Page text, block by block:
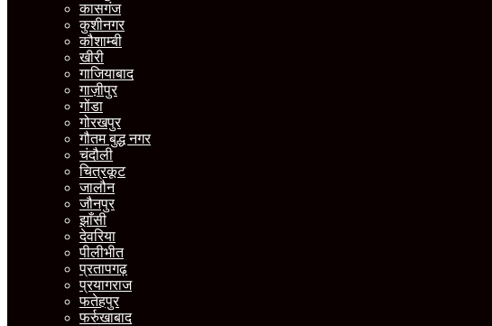
कासगंज
कुशीनगर
कौशाम्बी
खीरी
गाजियाबाद
गाज़ीपुर
गोंडा
गोरखपुर
गौतम बुद्ध नगर
चंदौली
चित्रकूट
जालौन
जौनपुर
झाँसी
देवरिया
पीलीभीत
प्रतापगढ़
प्रयागराज
फतेहपुर
फर्रुखाबाद